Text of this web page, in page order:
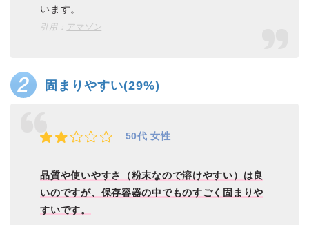
います。
引用： アマゾン
固まりやすい(29%)
50代 女性
品質や使いやすさ（粉末なので溶けやすい）は良
いのですが、保存容器の中でものすごく固まりや
すいです。